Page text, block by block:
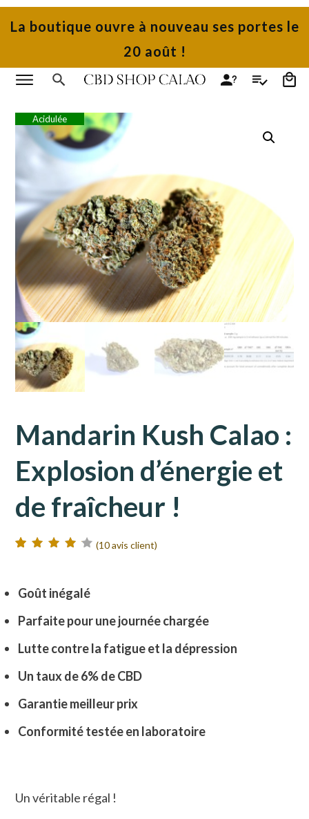
La boutique ouvre à nouveau ses portes le
20 août !
Acidulée
Mandarin Kush Calao :
Explosion d’énergie et
de fraîcheur !
notations
client
(10avis client)
Goût inégalé
Parfaite pour une journée chargée
Lutte contre la fatigue et la dépression
Un taux de 6% de CBD
Garantie meilleur prix
Conformité testée en laboratoire
Un véritable régal !